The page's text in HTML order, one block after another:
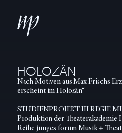
HOLOZÄN
Nach Motiven aus Max Frischs
erscheint im Holozän“
STUDIENPROJEKT III REGIE
Produktion der Theaterakademie
Reihe junges forum Musik +